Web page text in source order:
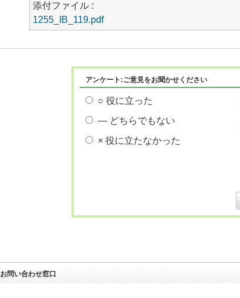
添付ファイル :
1255_IB_119.pdf
アンケート:ご意見をお聞かせください
○ 役に立った
― どちらでもない
× 役に立たなかった
お問い合わせ窓口